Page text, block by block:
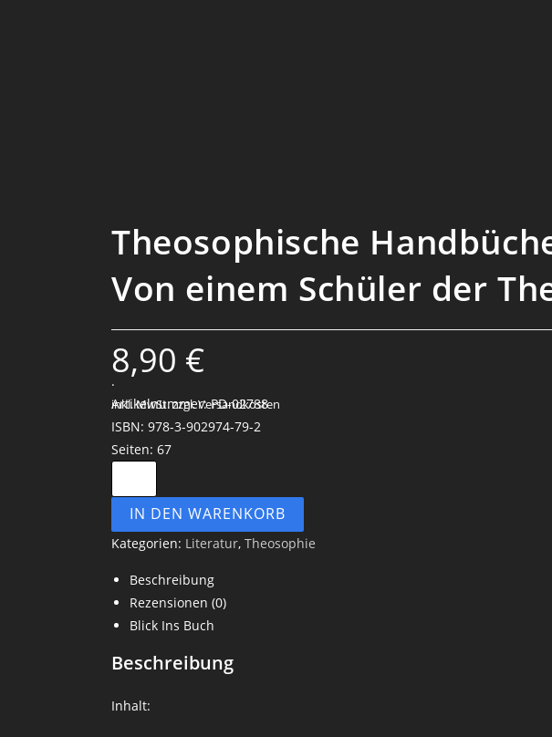
Theosophische
Von einem Schüler der
8,90 €
inkl. MwSt.zzgl. Versandkosten
.
Artikelnummer: PD-02788
ISBN: 978-3-902974-79-2
Seiten: 67
IN DEN WARENKORB
Kategorien: Literatur, Theosophie
Beschreibung
Rezensionen (0)
Blick Ins Buch
Beschreibung
Inhalt: